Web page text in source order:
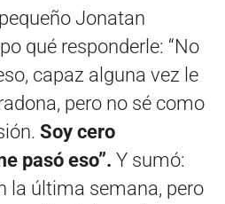
Jonatan
qué responderle: “No
capaz alguna vez le
pero no sé como
Soy cero
pasó eso”. Y sumó:
la última semana, pero